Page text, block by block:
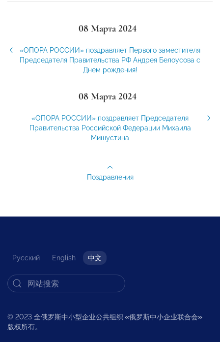
08 Марта 2024
«ОПОРА РОССИИ» поздравляет Первого заместителя
Председателя Правительства РФ Андрея Белоусова с
Днем рождения!
08 Марта 2024
«ОПОРА РОССИИ» поздравляет Председателя
Правительства Российской Федерации Михаила
Мишустина
Поздравления
Русский English 中文
© 2023 全俄罗斯中小型企业公共组织 «俄罗斯中小企业联合会»
版权所有。